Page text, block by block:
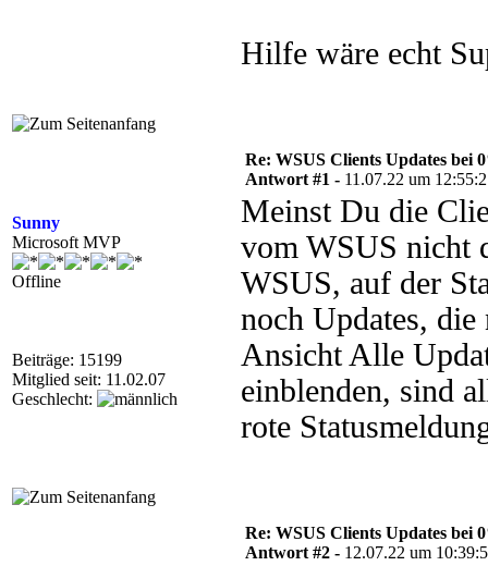
Hilfe wäre echt
Sunny
Microsoft MVP
Offline
Beiträge: 15199
Mitglied seit: 11.02.07
Geschlecht:
Re: WSUS Clients Updates bei
Antwort #1 - 11.07.22 um
Meinst Du die
vom WSUS nicht
WSUS, auf der
noch Updates,
Ansicht Alle
einblenden, sind
rote
Re: WSUS Clients Updates bei
Antwort #2 - 12.07.22 um